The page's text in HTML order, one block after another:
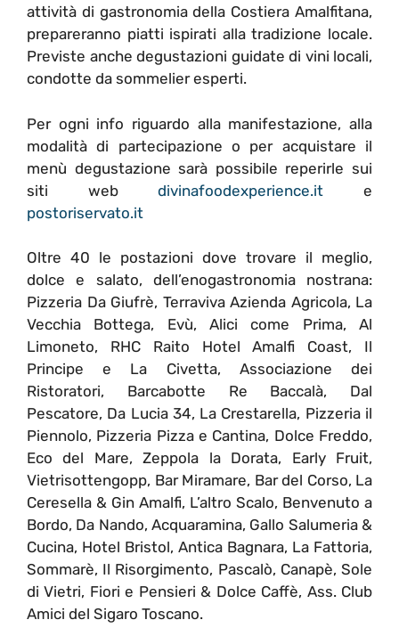
attività di gastronomia della Costiera Amalfitana,
prepareranno piatti ispirati alla tradizione locale.
Previste anche degustazioni guidate di vini locali,
condotte da sommelier esperti.
Per ogni info riguardo alla manifestazione, alla
modalità di partecipazione o per acquistare il
menù degustazione sarà possibile reperirle sui
siti webdivinafoodexperience.it e
postoriservato.it
Oltre 40 le postazioni dove trovare il meglio,
dolce e salato, dell’enogastronomia nostrana:
Pizzeria Da Giufrè, Terraviva Azienda Agricola, La
Vecchia Bottega, Evù, Alici come Prima, Al
Limoneto, RHC Raito Hotel Amalfi Coast, Il
Principe e La Civetta, Associazione dei
Ristoratori, Barcabotte Re Baccalà, Dal
Pescatore, Da Lucia 34, La Crestarella, Pizzeria il
Piennolo, Pizzeria Pizza e Cantina, Dolce Freddo,
Eco del Mare, Zeppola la Dorata, Early Fruit,
Vietrisottengopp, Bar Miramare, Bar del Corso, La
Ceresella & Gin Amalfi, L’altro Scalo, Benvenuto a
Bordo, Da Nando, Acquaramina, Gallo Salumeria &
Cucina, Hotel Bristol, Antica Bagnara, La Fattoria,
Sommarè, Il Risorgimento, Pascalò, Canapè, Sole
di Vietri, Fiori e Pensieri & Dolce Caffè, Ass. Club
Amici del Sigaro Toscano.